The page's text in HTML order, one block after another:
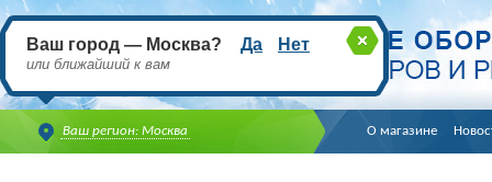
Ваш регион: Москва
Ваш город — Москва? Да Нет
или ближайший к вам
О магазине